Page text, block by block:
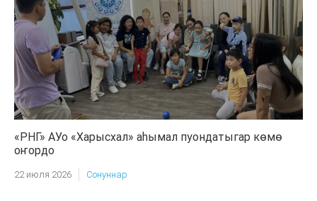
«РНГ» АУо «Харысхал» аһымал пуондатыгар көмө
оҥордо
22 июля 2026 Сонуннар